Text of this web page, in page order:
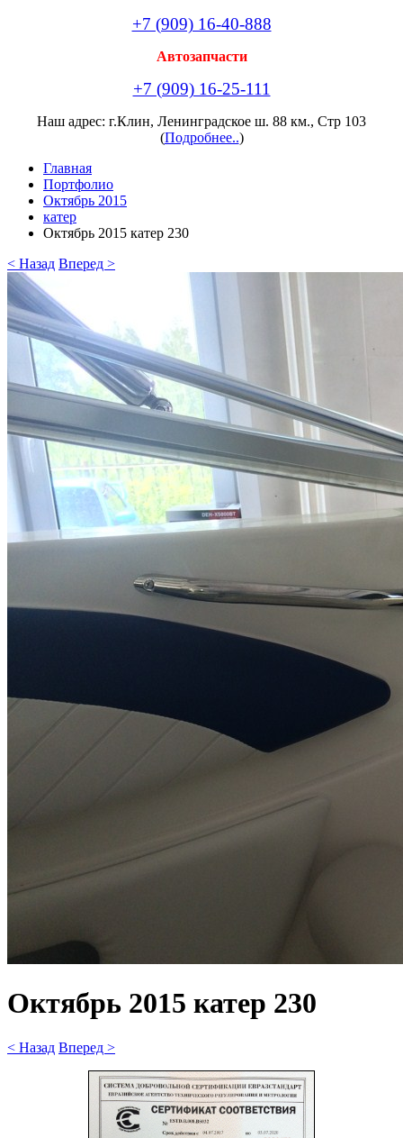
+7 (909) 16-40-888
Автозапчасти
+7 (909) 16-25-111
Наш адрес: г.Клин, Ленинградское ш. 88 км., Стр 103
(Подробнее..)
Главная
Портфолио
Октябрь 2015
катер
Октябрь 2015 катер 230
< Назад Вперед >
Октябрь 2015 катер 230
< Назад Вперед >